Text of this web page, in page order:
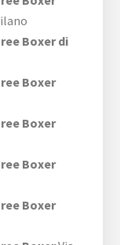
Boxer di
Boxer
Boxer
Boxer
Boxer